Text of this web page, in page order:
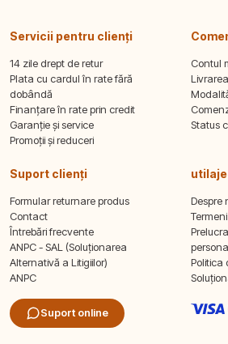
Servicii pentru clienți
14 zile drept de retur
Plata cu cardul în rate fără
dobândă
Finanțare în rate prin credit
Garanție și service
Promoții și reduceri
Contul
Status
Suport clienți
Formular returnare produs
Contact
Întrebări frecvente
ANPC - SAL (Soluționarea
Alternativă a Litigiilor)
ANPC
Suport online
Despre
Politica